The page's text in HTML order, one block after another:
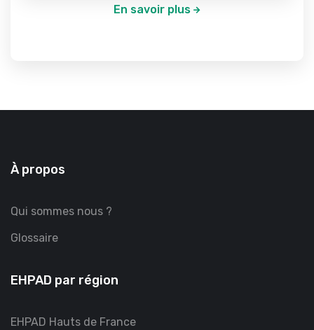
En savoir plus
À propos
Qui sommes nous ?
Glossaire
EHPAD par région
EHPAD Hauts de France